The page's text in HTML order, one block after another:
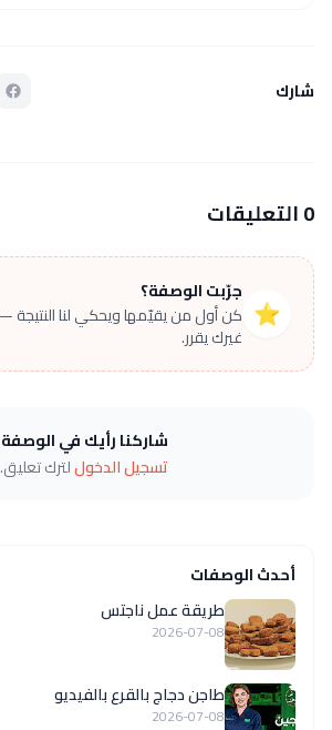
شارك
0 التعليقات
⭐
جرّبت الوصفة؟
كن أول من يقيّمها ويحكي لنا
غيرك يقرر.
شاركنا رأيك في الوصفة
تسجيل الدخوللترك تعليق.
أحدث الوصفات
طريقة عمل ناجتس
2026-07-08
طاجن دجاج بالقرع بالفيديو
2026-07-08